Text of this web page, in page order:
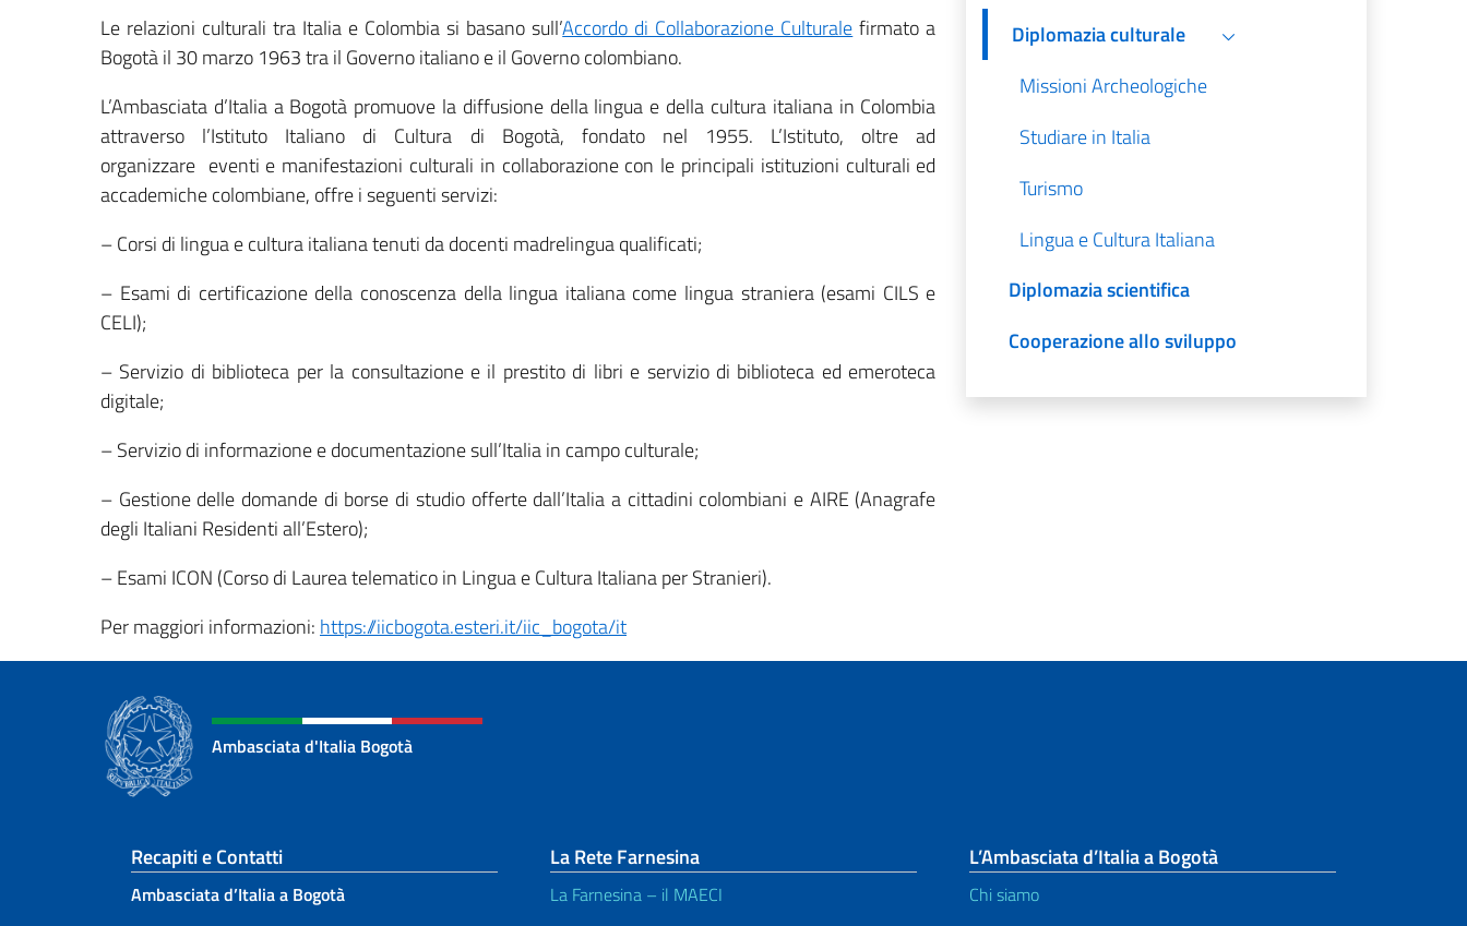
Le relazioni culturali tra Italia e Colombia si basano sull’Accordo di Collaborazione Culturale firmato a
Bogotà il 30 marzo 1963 tra il Governo italiano e il Governo colombiano.
L’Ambasciata d’Italia a Bogotà promuove la diffusione della lingua e della cultura italiana in Colombia
attraverso l’Istituto Italiano di Cultura di Bogotà, fondato nel 1955. L’Istituto, oltre ad
organizzare eventi e manifestazioni culturali in collaborazione con le principali istituzioni culturali ed
accademiche colombiane, offre i seguenti servizi:
– Corsi di lingua e cultura italiana tenuti da docenti madrelingua qualificati;
– Esami di certificazione della conoscenza della lingua italiana come lingua straniera (esami CILS e
CELI);
– Servizio di biblioteca per la consultazione e il prestito di libri e servizio di biblioteca ed emeroteca
digitale;
– Servizio di informazione e documentazione sull’Italia in campo culturale;
– Gestione delle domande di borse di studio offerte dall’Italia a cittadini colombiani e AIRE (Anagrafe
degli Italiani Residenti all’Estero);
– Esami ICON (Corso di Laurea telematico in Lingua e Cultura Italiana per Stranieri).
Per maggiori informazioni: https://iicbogota.esteri.it/iic_bogota/it
Diplomazia culturale
Missioni Archeologiche
Studiare in Italia
Turismo
Lingua e Cultura Italiana
Diplomazia scientifica
Cooperazione allo sviluppo
Ambasciata d'Italia Bogotà
Sezione footer
Recapiti e Contatti
Ambasciata d’Italia a Bogotà
La Rete Farnesina
La Farnesina – il MAECI
L’Ambasciata d’Italia a Bogotà
Chi siamo